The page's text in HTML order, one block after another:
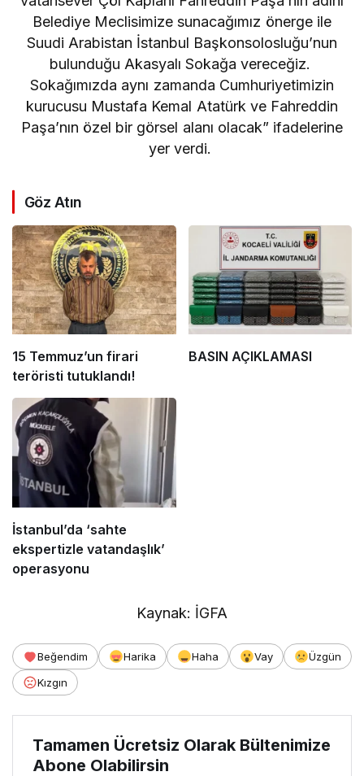
Belediye Meclisimize sunacağımız önerge ile
Suudi Arabistan İstanbul Başkonsolosluğu’nun
bulunduğu Akasyalı Sokağa vereceğiz.
Sokağımızda aynı zamanda Cumhuriyetimizin
kurucusu Mustafa Kemal Atatürk ve Fahreddin
Paşa’nın özel bir görsel alanı olacak” ifadelerine
yer verdi.
Göz Atın
15 Temmuz’un firari
teröristi tutuklandı!
BASIN AÇIKLAMASI
İstanbul’da ‘sahte
ekspertizle vatandaşlık’
operasyonu
Kaynak: İGFA
Beğendim Harika Haha Vay
Üzgün
Kızgın
Tamamen Ücretsiz Olarak Bültenimize
Abone Olabilirsin